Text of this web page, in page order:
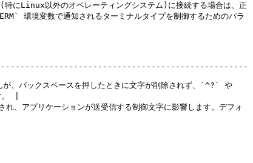
特にLinux以外のオペレーティングシステム)に接続する場合は、正
環境変数で通知されるターミナルタイプを制御するためのパラ
、バックスペースを押したときに文字が削除されず、`^?` や
。 |
アプリケーションが送受信する制御文字に影響します。デフォ